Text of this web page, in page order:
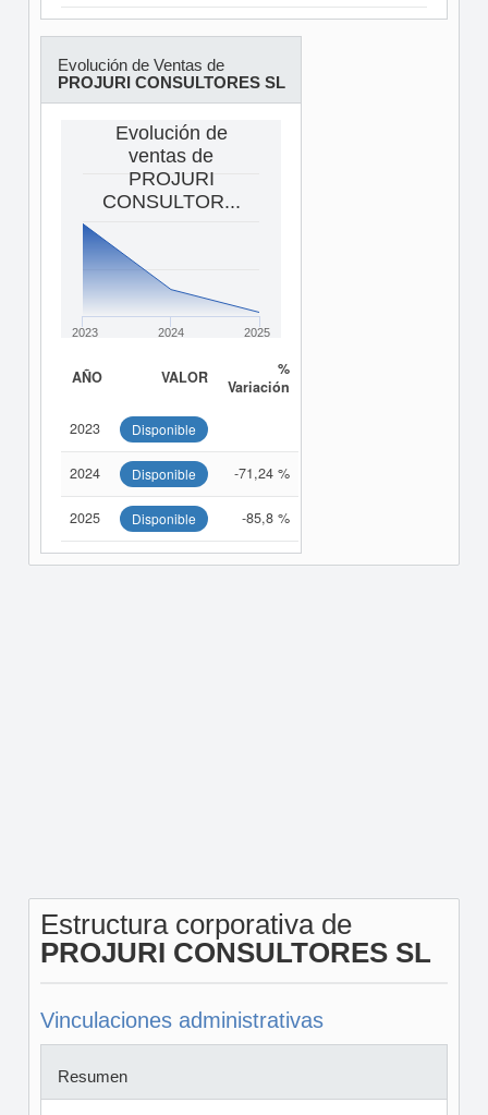
Evolución de Ventas de
PROJURI CONSULTORES SL
Evolución de
ventas de
PROJURI
CONSULTOR...
2023 2024 2025
AÑO VALOR
%
Variación
2023 Disponible
2024 Disponible -71,24 %
2025 Disponible -85,8 %
Estructura corporativa de
PROJURI CONSULTORES SL
Vinculaciones administrativas
Resumen